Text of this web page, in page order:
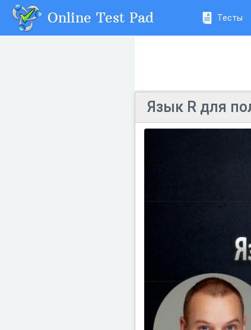
Online Test Pad Тесты
Язык R для